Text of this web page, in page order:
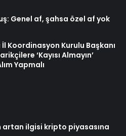
Genel af, şahsa özel af yok
Koordinasyon Kurulu Başkanı
‘Kayısı Almayın’
Yapmalı
artan ilgisi kripto piyasasına